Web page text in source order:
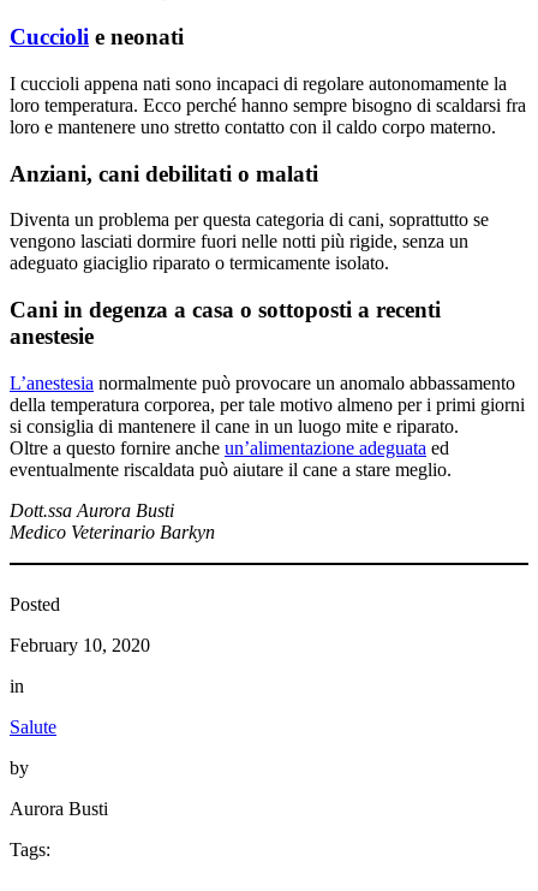
Cuccioli e neonati
I cuccioli appena nati sono incapaci di regolare autonomamente la
loro temperatura. Ecco perché hanno sempre bisogno di scaldarsi fra
loro e mantenere uno stretto contatto con il caldo corpo materno.
Anziani, cani debilitati o malati
Diventa un problema per questa categoria di cani, soprattutto se
vengono lasciati dormire fuori nelle notti più rigide, senza un
adeguato giaciglio riparato o termicamente isolato.
Cani in degenza a casa o sottoposti a recenti
anestesie
L’anestesia normalmente può provocare un anomalo abbassamento
della temperatura corporea, per tale motivo almeno per i primi giorni
si consiglia di mantenere il cane in un luogo mite e riparato.
Oltre a questo fornire anche un’alimentazione adeguata ed
eventualmente riscaldata può aiutare il cane a stare meglio.
Dott.ssa Aurora Busti
Medico Veterinario Barkyn
Posted
February 10, 2020
in
Salute
by
Aurora Busti
Tags: